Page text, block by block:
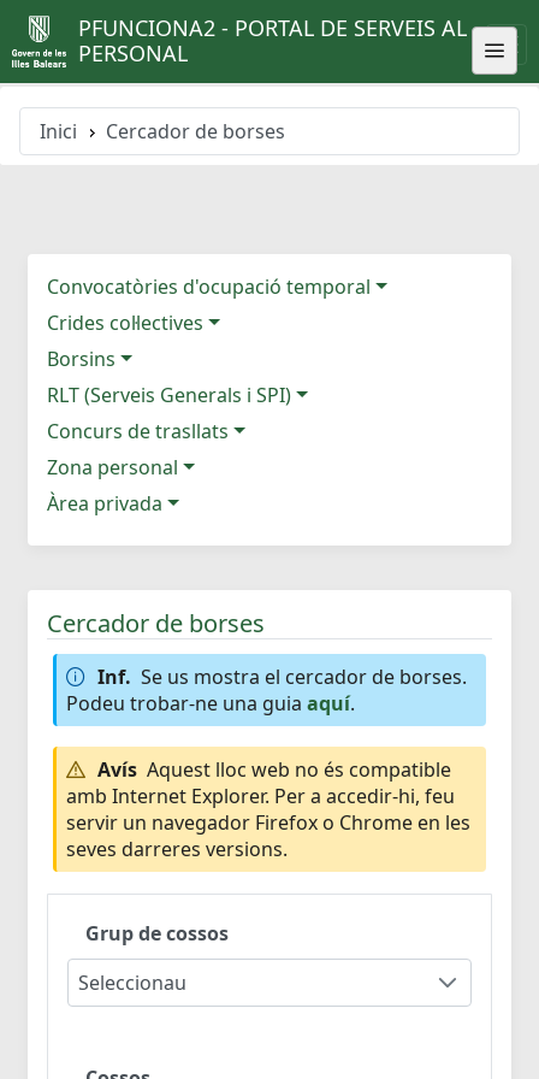
PFUNCIONA2 - PORTAL DE SERVEIS AL
PERSONAL
Inici Cercador de borses
Convocatòries d'ocupació temporal
Crides col·lectives
Borsins
RLT (Serveis Generals i SPI)
Concurs de trasllats
Zona personal
Àrea privada
Cercador de borses
Inf. Se us mostra el cercador de borses.
Podeu trobar-ne una guia aquí.
Avís Aquest lloc web no és compatible
amb Internet Explorer. Per a accedir-hi, feu
servir un navegador Firefox o Chrome en les
seves darreres versions.
Grup de cossos
Seleccionau